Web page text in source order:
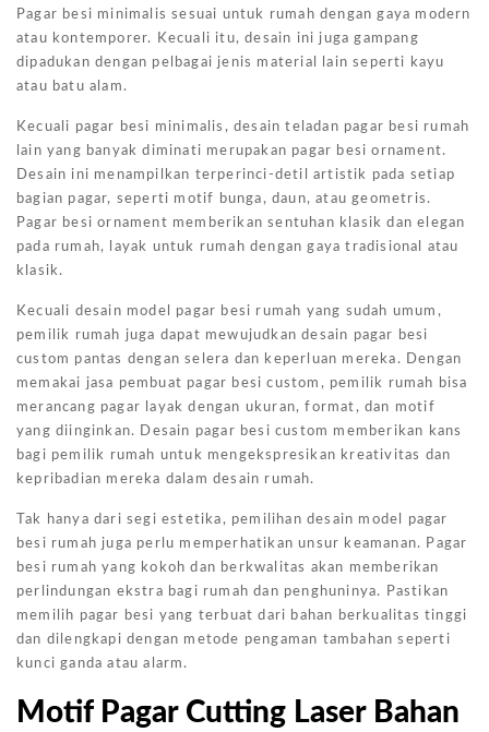
Pagar besi minimalis sesuai untuk rumah dengan gaya modern
atau kontemporer. Kecuali itu, desain ini juga gampang
dipadukan dengan pelbagai jenis material lain seperti kayu
atau batu alam.
Kecuali pagar besi minimalis, desain teladan pagar besi rumah
lain yang banyak diminati merupakan pagar besi ornament.
Desain ini menampilkan terperinci-detil artistik pada setiap
bagian pagar, seperti motif bunga, daun, atau geometris.
Pagar besi ornament memberikan sentuhan klasik dan elegan
pada rumah, layak untuk rumah dengan gaya tradisional atau
klasik.
Kecuali desain model pagar besi rumah yang sudah umum,
pemilik rumah juga dapat mewujudkan desain pagar besi
custom pantas dengan selera dan keperluan mereka. Dengan
memakai jasa pembuat pagar besi custom, pemilik rumah bisa
merancang pagar layak dengan ukuran, format, dan motif
yang diinginkan. Desain pagar besi custom memberikan kans
bagi pemilik rumah untuk mengekspresikan kreativitas dan
kepribadian mereka dalam desain rumah.
Tak hanya dari segi estetika, pemilihan desain model pagar
besi rumah juga perlu memperhatikan unsur keamanan. Pagar
besi rumah yang kokoh dan berkwalitas akan memberikan
perlindungan ekstra bagi rumah dan penghuninya. Pastikan
memilih pagar besi yang terbuat dari bahan berkualitas tinggi
dan dilengkapi dengan metode pengaman tambahan seperti
kunci ganda atau alarm.
Motif Pagar Cutting Laser Bahan